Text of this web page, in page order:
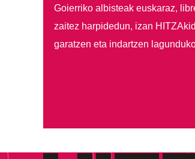
Goierriko albisteak euskaraz,
zaitez harpidedun, izan
garatzen eta indartzen